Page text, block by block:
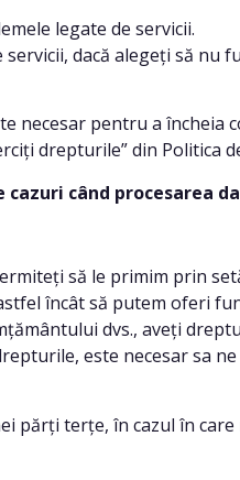
legate de servicii.
dacă alegeți să nu
pentru a încheia
drepturile” din Politica
când procesarea
să le primim prin
încât să putem oferi
dvs., aveți
este necesar sa
terțe, în cazul în care